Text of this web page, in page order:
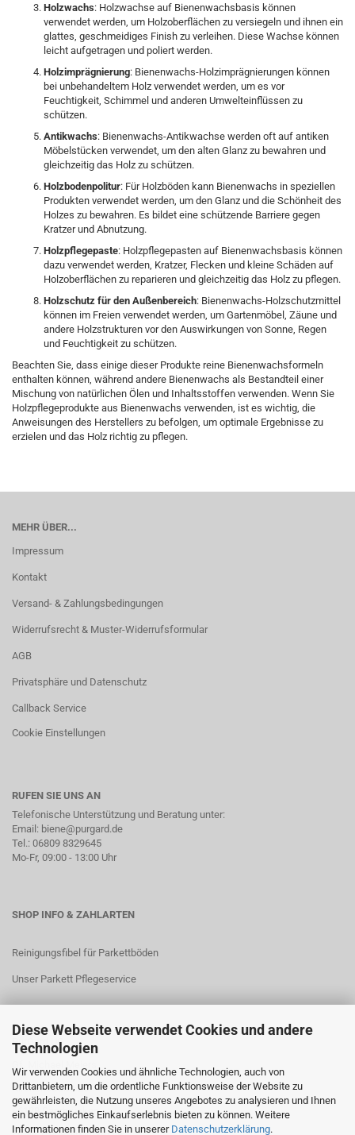
Diese Webseite verwendet Cookies und andere
Technologien
Wir verwenden Cookies und ähnliche Technologien, auch von
Drittanbietern, um die ordentliche Funktionsweise der Website zu
gewährleisten, die Nutzung unseres Angebotes zu analysieren und Ihnen
ein bestmögliches Einkaufserlebnis bieten zu können. Weitere
Informationen finden Sie in unserer Datenschutzerklärung.
Holzwachs: Holzwachse auf Bienenwachsbasis können
verwendet werden, um Holzoberflächen zu versiegeln und ihnen ein
glattes, geschmeidiges Finish zu verleihen. Diese Wachse können
leicht aufgetragen und poliert werden.
Holzimprägnierung: Bienenwachs-Holzimprägnierungen können
bei unbehandeltem Holz verwendet werden, um es vor
Feuchtigkeit, Schimmel und anderen Umwelteinflüssen zu
schützen.
Antikwachs: Bienenwachs-Antikwachse werden oft auf antiken
Möbelstücken verwendet, um den alten Glanz zu bewahren und
gleichzeitig das Holz zu schützen.
Holzbodenpolitur: Für Holzböden kann Bienenwachs in speziellen
Produkten verwendet werden, um den Glanz und die Schönheit des
Holzes zu bewahren. Es bildet eine schützende Barriere gegen
Kratzer und Abnutzung.
Holzpflegepaste: Holzpflegepasten auf Bienenwachsbasis können
dazu verwendet werden, Kratzer, Flecken und kleine Schäden auf
Holzoberflächen zu reparieren und gleichzeitig das Holz zu pflegen.
Holzschutz für den Außenbereich: Bienenwachs-Holzschutzmittel
können im Freien verwendet werden, um Gartenmöbel, Zäune und
andere Holzstrukturen vor den Auswirkungen von Sonne, Regen
und Feuchtigkeit zu schützen.
Beachten Sie, dass einige dieser Produkte reine Bienenwachsformeln
enthalten können, während andere Bienenwachs als Bestandteil einer
Mischung von natürlichen Ölen und Inhaltsstoffen verwenden. Wenn Sie
Holzpflegeprodukte aus Bienenwachs verwenden, ist es wichtig, die
Anweisungen des Herstellers zu befolgen, um optimale Ergebnisse zu
erzielen und das Holz richtig zu pflegen.
MEHR ÜBER...
Impressum
Kontakt
Versand- & Zahlungsbedingungen
Widerrufsrecht & Muster-Widerrufsformular
AGB
Privatsphäre und Datenschutz
Callback Service
Cookie Einstellungen
RUFEN SIE UNS AN
Telefonische Unterstützung und Beratung unter:
Email: biene@purgard.de
Tel.: 06809 8329645
Mo-Fr, 09:00 - 13:00 Uhr
SHOP INFO & ZAHLARTEN
Reinigungsfibel für Parkettböden
Unser Parkett Pflegeservice
PurGard UG
Kirchenstraße 25
66128 Saarbrücken